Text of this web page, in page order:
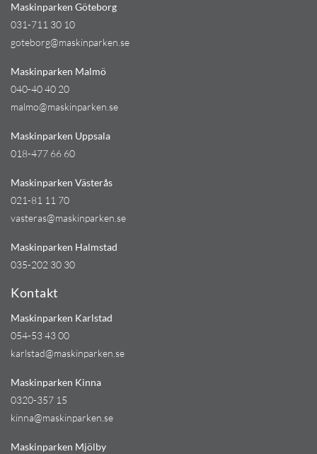
Maskinparken Göteborg
031-711 30 10
goteborg@maskinparken.se
Maskinparken Malmö
040-40 40 20
malmo@maskinparken.se
Maskinparken Uppsala
018-477 66 60
Maskinparken Västerås
021-81 11 70
vasteras@maskinparken.se
Maskinparken Halmstad
035-202 30 30
Kontakt
Maskinparken Karlstad
054-53 43 00
karlstad@maskinparken.se
Maskinparken Kinna
0320-357 15
kinna@maskinparken.se
Maskinparken Mjölby